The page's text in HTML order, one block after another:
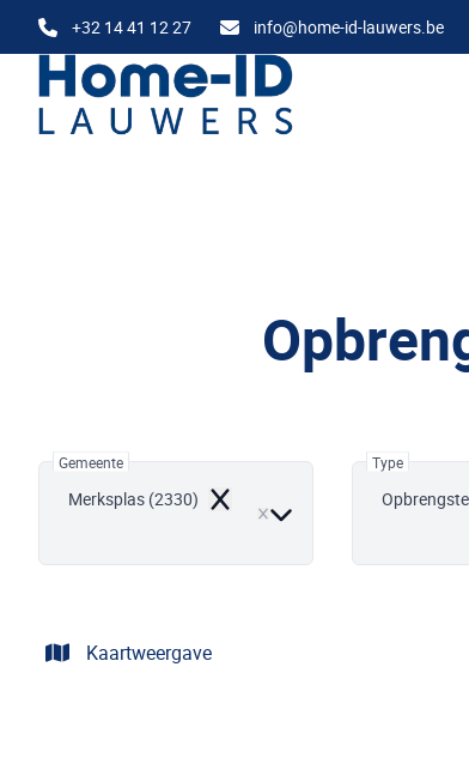
Ga naar hoofdinhoud
+32 14 41 12 27 info@home-id-lauwers.be
Gemeente
Merksplas (2330) Remove
Type
Kaartweergave